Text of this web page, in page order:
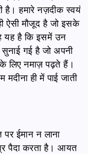
है। हमारे नज़दीक स्वयं
ऐसी मौजूद है जो इसके
यह है कि इसमें उन
सुनाई गई है जो अपनी
लिए नमाज़ पढ़ते हैं।
ही में पाई जाती
ईमान न लाना
पैदा करता है। आयत